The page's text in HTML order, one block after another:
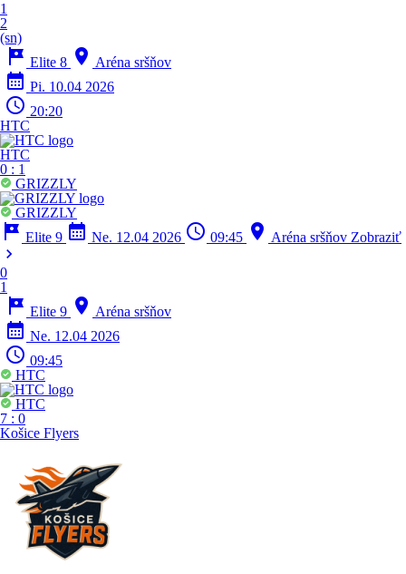
1
2
(sn)
tour Elite 8 location_on Aréna sršňov
calendar_month Pi. 10.04 2026
schedule 20:20
HTC
HTC
0 : 1
GRIZZLY
GRIZZLY
tour Elite 9 calendar_month Ne. 12.04 2026 schedule 09:45 location_on Aréna sršňov Zobraziť
chevron_right
0
1
tour Elite 9 location_on Aréna sršňov
calendar_month Ne. 12.04 2026
schedule 09:45
HTC
HTC
7 : 0
Košice Flyers